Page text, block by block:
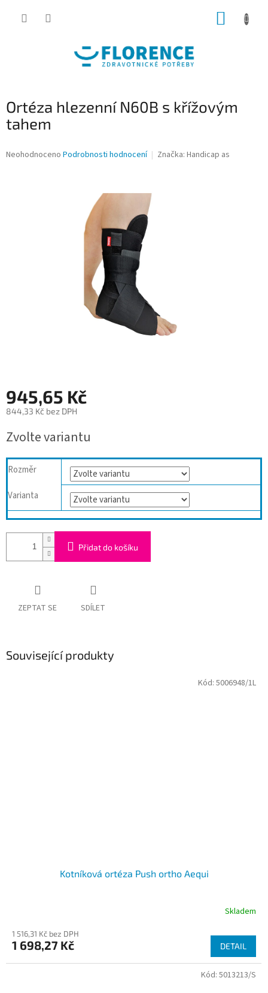
Ortéza hlezenní N60B s křížovým
tahem
Průměrné
Neohodnoceno Podrobnosti hodnocení Značka: Handicap as
945,65 Kč
844,33 Kč bez DPH
cena:
Zvolte variantu
Rozměr
Varianta
Přidat do košíku
ZEPTAT SE SDÍLET
Související produkty
Kotníková ortéza Push ortho Aequi
Skladem
1 516,31 Kč bez DPH
1 698,27 Kč DETAIL
Kód: 5006948/1L
Kód: 5013213/S